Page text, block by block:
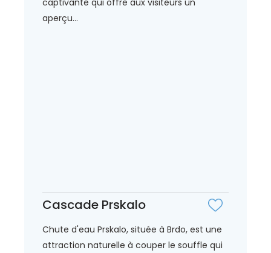
aperçu...
Cascade Prskalo
Chute d'eau Prskalo, située à Brdo, est une
attraction naturelle à couper le souffle qui